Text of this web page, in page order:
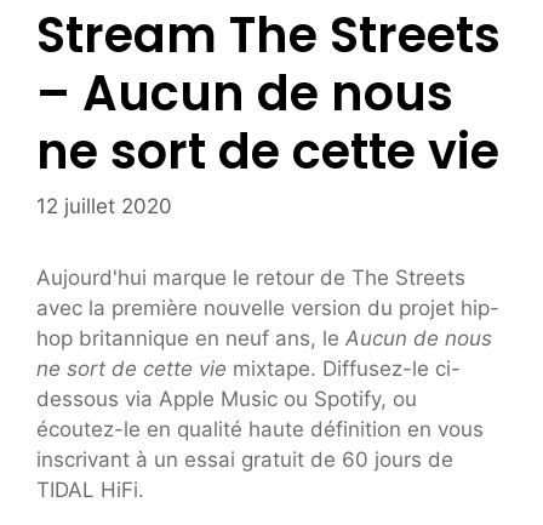
Stream The Streets
– Aucun de nous
ne sort de cette vie
12 juillet 2020
Aujourd'hui marque le retour de The Streets
avec la première nouvelle version du projet hip-
hop britannique en neuf ans, le Aucun de nous
ne sort de cette vie mixtape. Diffusez-le ci-
dessous via Apple Music ou Spotify, ou
écoutez-le en qualité haute définition en vous
inscrivant à un essai gratuit de 60 jours de
TIDAL HiFi.